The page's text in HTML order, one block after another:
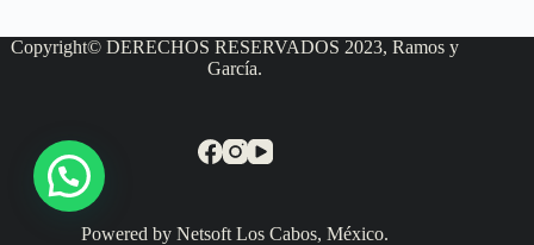
Copyright© DERECHOS RESERVADOS 2023, Ramos y
García.
Powered by Netsoft Los Cabos, México.